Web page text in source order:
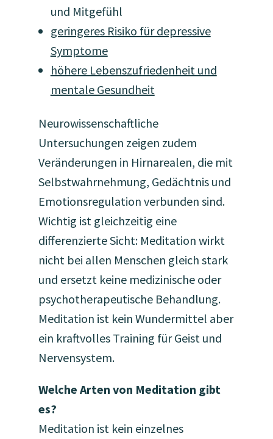
und Mitgefühl
geringeres Risiko für depressive
Symptome
höhere Lebenszufriedenheit und
mentale Gesundheit
Neurowissenschaftliche
Untersuchungen zeigen zudem
Veränderungen in Hirnarealen, die mit
Selbstwahrnehmung, Gedächtnis und
Emotionsregulation verbunden sind.
Wichtig ist gleichzeitig eine
differenzierte Sicht: Meditation wirkt
nicht bei allen Menschen gleich stark
und ersetzt keine medizinische oder
psychotherapeutische Behandlung.
Meditation ist kein Wundermittel aber
ein kraftvolles Training für Geist und
Nervensystem.
Welche Arten von Meditation gibt
es?
Meditation ist kein einzelnes